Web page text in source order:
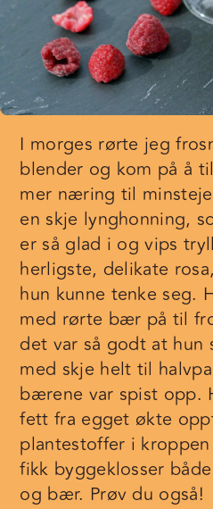
I morges rørte jeg
blender og kom på å
mer næring til
en skje lynghonning,
er så glad i og vips
herligste, delikate
hun kunne tenke seg.
med rørte bær på til
det var så godt at
med skje helt til
bærene var spist opp.
fett fra egget økte
plantestoffer i
fikk byggeklosser
og bær. Prøv du også!